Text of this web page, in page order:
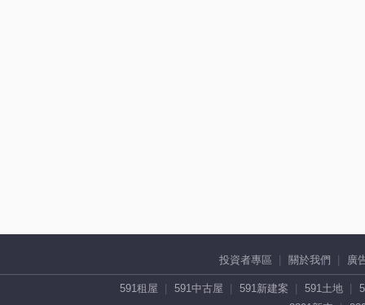
投資者專區 關於我們 廣
591租屋 591中古屋 591新建案 591土地